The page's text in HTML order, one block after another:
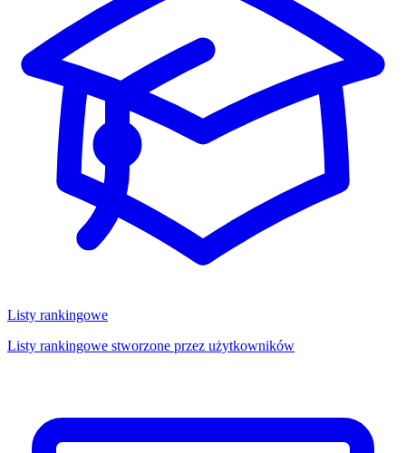
Listy rankingowe
Listy rankingowe stworzone przez użytkowników